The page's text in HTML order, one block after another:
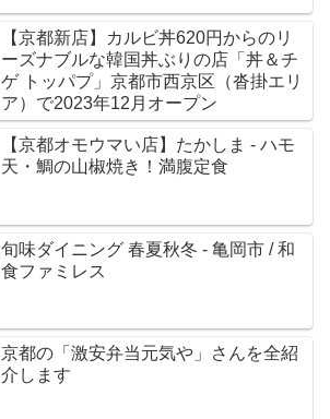
【京都新店】カルビ丼620円からのリ
ーズナブルな韓国丼ぶりの店「丼＆チ
ゲ トッパプ」京都市西京区（沓掛エリ
ア）で2023年12月オープン
【京都オモウマい店】たかしま - ハモ
天・鯛の山椒焼き！満腹定食
旬味ダイニング 春夏秋冬 - 亀岡市 / 和
食ファミレス
京都の「激安弁当元気や」さんを全紹
介します